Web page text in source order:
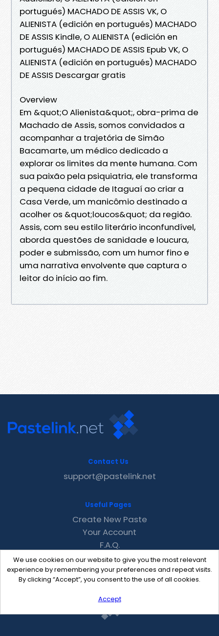
portugués) MACHADO DE ASSIS VK, O
ALIENISTA (edición en portugués) MACHADO
DE ASSIS Kindle, O ALIENISTA (edición en
portugués) MACHADO DE ASSIS Epub VK, O
ALIENISTA (edición en portugués) MACHADO
DE ASSIS Descargar gratis
Overview
Em &quot;O Alienista&quot;, obra-prima de
Machado de Assis, somos convidados a
acompanhar a trajetória de Simão
Bacamarte, um médico dedicado a
explorar os limites da mente humana. Com
sua paixão pela psiquiatria, ele transforma
a pequena cidade de Itaguaí ao criar a
Casa Verde, um manicômio destinado a
acolher os &quot;loucos&quot; da região.
Assis, com seu estilo literário inconfundível,
aborda questões de sanidade e loucura,
poder e submissão, com um humor fino e
uma narrativa envolvente que captura o
leitor do início ao fim.
We use cookies on our website to give you the most relevant
experience by remembering your preferences and repeat visits.
By clicking “Accept”, you consent to the use of all cookies.
Accept
Contact Us
support@pastelink.net
Useful Pages
Create New Paste
Your Account
F.A.Q.
Recent
Contact